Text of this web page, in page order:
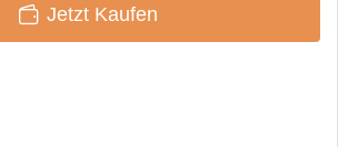
Jetzt Kaufen